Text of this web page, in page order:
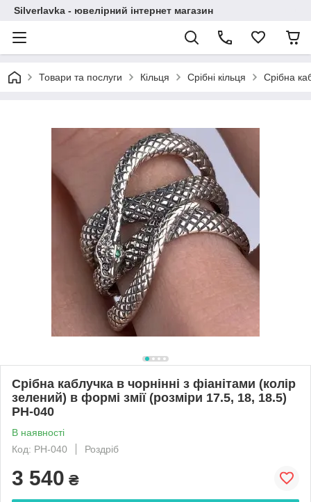
Silverlavka - ювелірний інтернет магазин
Товари та послуги Кільця Срібні кільця Срібна
Срібна каблучка в чорнінні з фіанітами (колір
зелений) в формі змії (розміри 17.5, 18, 18.5)
РН-040
В наявності
Код: РН-040
Роздріб
3 540 ₴